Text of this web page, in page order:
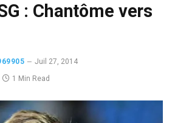
: Chantôme vers
Juil 27, 2014
1 Min Read